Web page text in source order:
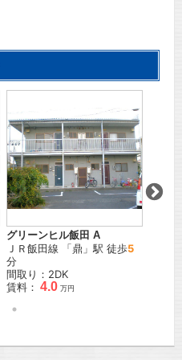
グリーンヒル飯田 A
ＪＲ飯田線 「鼎 」駅 徒歩5
分
間取り：2DK
賃料： 4.0 万円